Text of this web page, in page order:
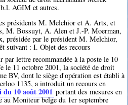
AGIM et autres.
présidents M. Melchior et A. Arts, et
M. Bossuyt, A. Alen et J.-P. Moerman,
présidée par le président M. Melchior,
suivant : I. Objet des recours
par lettre recommandée à la poste le 10
le 11 octobre 2001, la société de droit
BV, dont le siège d'opération est établi à
1135, a introduit un recours en
du 10 août 2001 portant des mesures en
au Moniteur belge du 1er septembre